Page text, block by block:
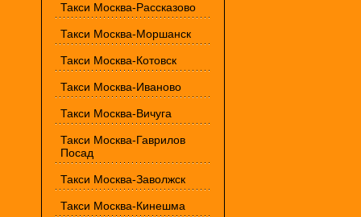
Такси Москва-Рассказово
Такси Москва-Моршанск
Такси Москва-Котовск
Такси Москва-Иваново
Такси Москва-Вичуга
Такси Москва-Гаврилов
Посад
Такси Москва-Заволжск
Такси Москва-Кинешма